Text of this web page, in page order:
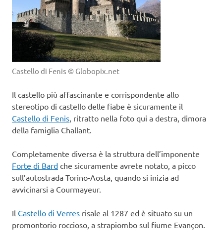
Castello di Fenis © Globopix.net
Il castello più affascinante e corrispondente allo
stereotipo di castello delle fiabe è sicuramente il
Castello di Fenis , ritratto nella foto qui a destra, dimora
della famiglia Challant.
Completamente diversa è la struttura dell’imponente
Forte di Bard che sicuramente avrete notato, a picco
sull’autostrada Torino-Aosta, quando si inizia ad
avvicinarsi a Courmayeur.
Il Castello di Verres risale al 1287 ed è situato su un
promontorio roccioso, a strapiombo sul fiume Evançon.